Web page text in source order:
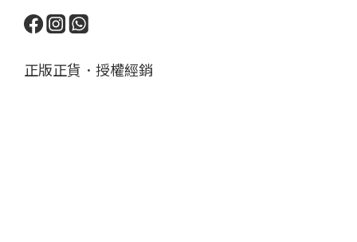
正版正貨．授權經銷